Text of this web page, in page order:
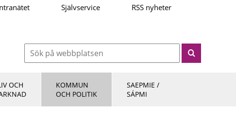
Självservice RSS nyheter
OCH
KOMMUN
OCH POLITIK
SAEPMIE /
SÁPMI